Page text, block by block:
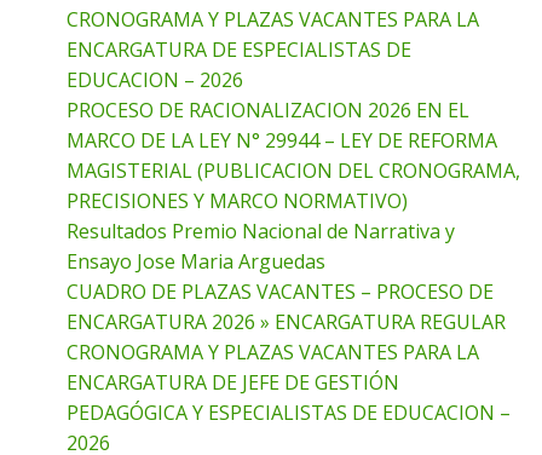
CRONOGRAMA Y PLAZAS VACANTES PARA LA
ENCARGATURA DE ESPECIALISTAS DE
EDUCACION – 2026
PROCESO DE RACIONALIZACION 2026 EN EL
MARCO DE LA LEY N° 29944 – LEY DE REFORMA
MAGISTERIAL (PUBLICACION DEL CRONOGRAMA,
PRECISIONES Y MARCO NORMATIVO)
Resultados Premio Nacional de Narrativa y
Ensayo Jose Maria Arguedas
CUADRO DE PLAZAS VACANTES – PROCESO DE
ENCARGATURA 2026 » ENCARGATURA REGULAR
CRONOGRAMA Y PLAZAS VACANTES PARA LA
ENCARGATURA DE JEFE DE GESTIÓN
PEDAGÓGICA Y ESPECIALISTAS DE EDUCACION –
2026